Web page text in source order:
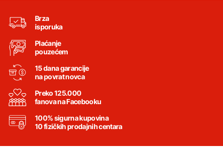
Brza
isporuka
Plaćanje
pouzećem
15 dana garancije
na povrat novca
Preko 125.000
fanova na Facebooku
100% sigurna kupovina
10 fizičkih prodajnih centara